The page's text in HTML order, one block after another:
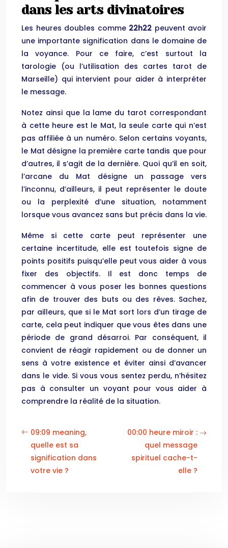
dans les arts divinatoires
Les heures doubles comme 22h22 peuvent avoir
une importante signification dans le domaine de
la voyance. Pour ce faire, c’est surtout la
tarologie (ou l’utilisation des cartes tarot de
Marseille) qui intervient pour aider à interpréter
le message.
Notez ainsi que la lame du tarot correspondant
à cette heure est le Mat, la seule carte qui n’est
pas affiliée à un numéro. Selon certains voyants,
le Mat désigne la première carte tandis que pour
d’autres, il s’agit de la dernière. Quoi qu’il en soit,
l’arcane du Mat désigne un passage vers
l’inconnu, d’ailleurs, il peut représenter le doute
ou la perplexité d’une situation, notamment
lorsque vous avancez sans but précis dans la vie.
Même si cette carte peut représenter une
certaine incertitude, elle est toutefois signe de
points positifs puisqu’elle peut vous aider à vous
fixer des objectifs. Il est donc temps de
commencer à vous poser les bonnes questions
afin de trouver des buts ou des rêves. Sachez,
par ailleurs, que si le Mat sort lors d’un tirage de
carte, cela peut indiquer que vous êtes dans une
période de grand désarroi. Par conséquent, il
convient de réagir rapidement ou de donner un
sens à votre existence et éviter ainsi d’avancer
dans le vide. Si vous vous sentez perdu, n’hésitez
pas à consulter un voyant pour vous aider à
comprendre la réalité de la situation.
09:09 meaning,
quelle est sa
signification dans
votre vie ?
00:00 heure miroir :
quel message
spirituel cache-t-
elle ?